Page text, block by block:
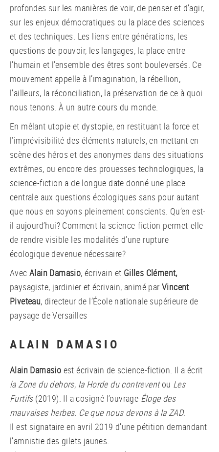
profondes sur les manières de voir, de penser et d’agir,
sur les enjeux démocratiques ou la place des sciences
et des techniques. Les liens entre générations, les
questions de pouvoir, les langages, la place entre
l’humain et l’ensemble des êtres sont bouleversés. Ce
mouvement appelle à l’imagination, la rébellion,
l’ailleurs, la réconciliation, la préservation de ce à quoi
nous tenons. À un autre cours du monde.
En mêlant utopie et dystopie, en restituant la force et
l’imprévisibilité des éléments naturels, en mettant en
scène des héros et des anonymes dans des situations
extrêmes, ou encore des prouesses technologiques, la
science-fiction a de longue date donné une place
centrale aux questions écologiques sans pour autant
que nous en soyons pleinement conscients. Qu’en est-
il aujourd’hui? Comment la science-fiction permet-elle
de rendre visible les modalités d’une rupture
écologique devenue nécessaire?
Avec Alain Damasio, écrivain et Gilles Clément,
paysagiste, jardinier et écrivain, animé par Vincent
Piveteau, directeur de l’École nationale supérieure de
paysage de Versailles
ALAIN DAMASIO
Alain Damasio est écrivain de science-fiction. Il a écrit
la Zone du dehors, la Horde du contreventou Les
Furtifs(2019). Il a cosigné l’ouvrage Éloge des
mauvaises herbes. Ce que nous devons à la ZAD.
Il est signataire en avril 2019 d’une pétition demandant
l’amnistie des gilets jaunes.